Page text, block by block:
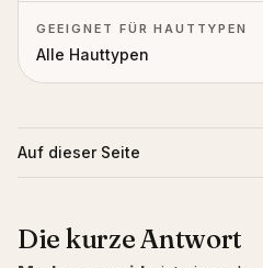
GEEIGNET FÜR HAUTTYPEN
Alle Hauttypen
Auf dieser Seite
Die kurze Antwort